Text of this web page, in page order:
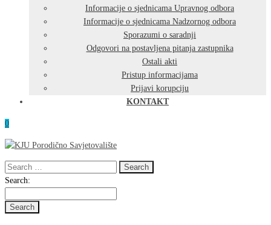
Informacije o sjednicama Upravnog odbora
Informacije o sjednicama Nadzornog odbora
Sporazumi o saradnji
Odgovori na postavljena pitanja zastupnika
Ostali akti
Pristup informacijama
Prijavi korupciju
KONTAKT
0
Search
for:
Search
Search: